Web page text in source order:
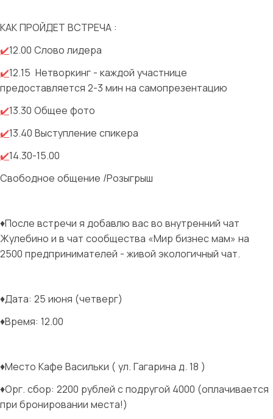
КАК ПРОЙДЕТ ВСТРЕЧА :
✔️12.00 Слово лидера
✔️12.15
Нетворкинг - каждой участнице
предоставляется 2-3 мин на самопрезентацию
✔️13.30 Общее фото
✔️13.40 Выступление спикера
✔️14.30-15.00
Свободное общение /Розыгрыш
♦️После встречи я добавлю вас во внутренний чат
Жулебино и в чат сообщества «Мир бизнес мам» на
2500 предпринимателей - живой экологичный чат.
♦️Дата: 25 июня (четверг)
♦️Время: 12.00
♦️Место Кафе Васильки ( ул. Гагарина д. 18 )
♦️Орг. сбор: 2200 рублей с подругой 4000 (оплачивается
при бронировании места!)